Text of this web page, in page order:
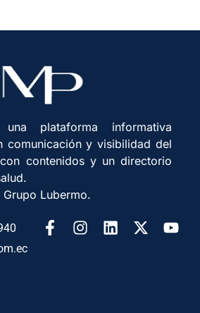
plataforma informativa
comunicación y visibilidad del
contenidos y un directorio
Lubermo.